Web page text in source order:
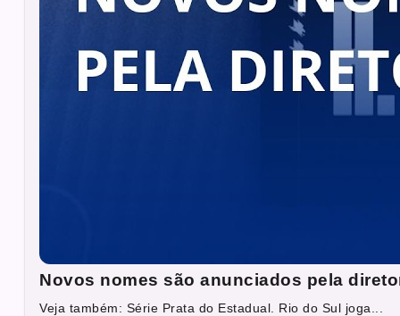
Novos nomes são anunciados pela
Veja também: Série Prata do Estadual. Rio do Sul joga...